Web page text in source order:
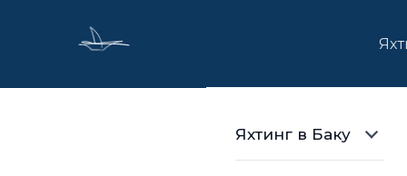
Яхтинг в Баку
Яхта